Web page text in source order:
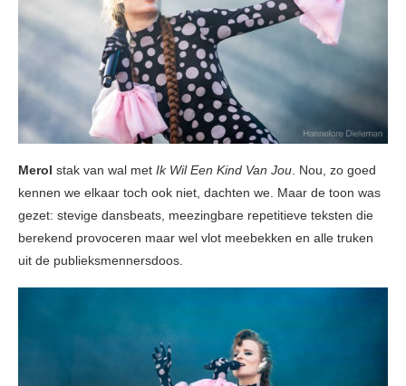
Merol stak van wal met Ik Wil Een Kind Van Jou. Nou, zo goed
kennen we elkaar toch ook niet, dachten we. Maar de toon was
gezet: stevige dansbeats, meezingbare repetitieve teksten die
berekend provoceren maar wel vlot meebekken en alle truken
uit de publieksmennersdoos.